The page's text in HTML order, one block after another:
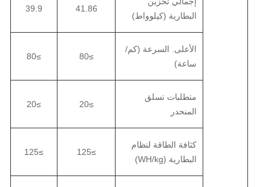
البطارية (كيلوواط)
41.86
39.9
الأعلى. السرعة (كم/
ساعة)
≥80
≥80
متطلبات تسلق
المنحدر
≥20
≥20
كثافة الطاقة لنظام
البطارية (WH/kg)
≥125
≥125